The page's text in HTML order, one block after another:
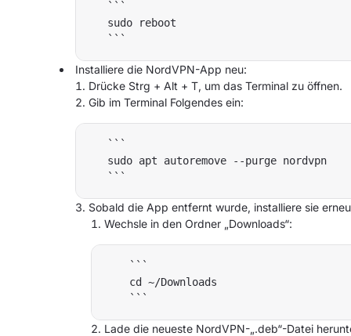
   ```
   sudo reboot
Installiere die NordVPN-App neu:
Drücke Strg + Alt + T, um das Terminal zu öffnen.
Gib im Terminal Folgendes ein:
   ```
   sudo apt autoremove --purge nordvpn
Sobald die App entfernt wurde, installiere sie
Wechsle in den Ordner „Downloads“:
    ```
    cd ~/Downloads
Lade die neueste NordVPN-„.deb“-Datei